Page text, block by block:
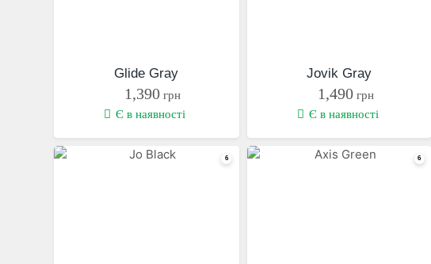
Glide Gray
1,390 грн
Є в наявності
Jovik Gray
1,490грн
Є в наявності